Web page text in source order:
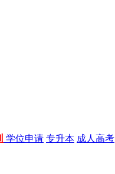
学位申请 专升本 成人高考